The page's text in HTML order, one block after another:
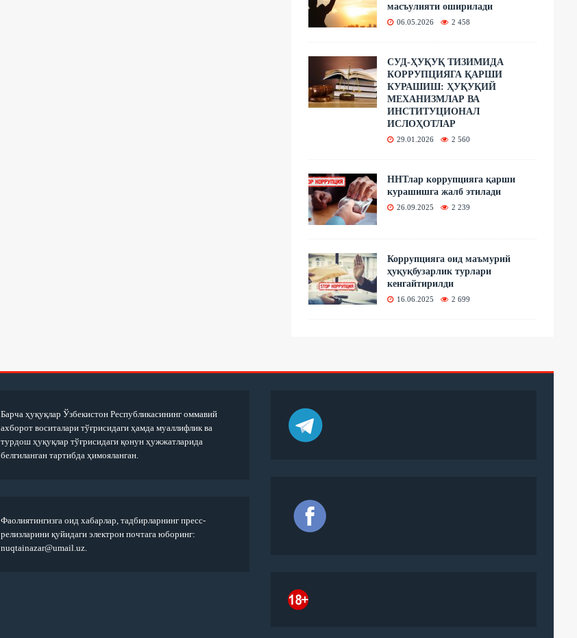
масъулияти оширилади
06.05.2026 2 458
СУД-ҲУҚУҚ ТИЗИМИДА
КОРРУПЦИЯГА ҚАРШИ
КУРАШИШ: ҲУҚУҚИЙ
МЕХАНИЗМЛАР ВА
ИНСТИТУЦИОНАЛ
ИСЛОҲОТЛАР
29.01.2026 2 560
ННТлар коррупцияга қарши
курашишга жалб этилади
26.09.2025 2 239
Коррупцияга оид маъмурий
ҳуқуқбузарлик турлари
кенгайтирилди
16.06.2025 2 699
Барча ҳуқуқлар Ўзбекистон Республикасининг оммавий
ахборот воситалари тўғрисидаги ҳамда муаллифлик ва
турдош ҳуқуқлар тўғрисидаги қонун ҳужжатларида
белгиланган тартибда ҳимояланган.
Фаолиятингизга оид хабарлар, тадбирларнинг пресс-
релизларини қуйидаги электрон почтага юборинг:
nuqtainazar@umail.uz.